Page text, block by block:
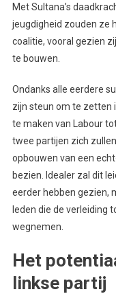
Met Sultana’s
jeugdigheid zouden ze
coalitie, vooral gezien
te bouwen.
Ondanks alle eerdere
zijn steun om te zetten
te maken van Labour
twee partijen zich
opbouwen van een
bezien. Idealer zal dit
eerder hebben gezien,
leden die de verleiding
wegnemen.
Het
linkse partij